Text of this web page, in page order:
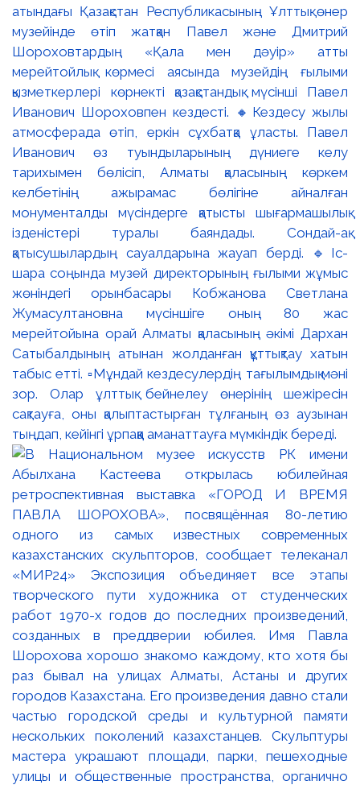
атындағы Қазақстан Республикасының Ұлттық өнер
музейінде өтіп жатқан Павел және Дмитрий
Шороховтардың «Қала мен дәуір» атты
мерейтойлық көрмесі аясында музейдің ғылыми
қызметкерлері көрнекті қазақстандық мүсінші Павел
Иванович Шороховпен кездесті. 🔸Кездесу жылы
атмосферада өтіп, еркін сұхбатқа ұласты. Павел
Иванович өз туындыларының дүниеге келу
тарихымен бөлісіп, Алматы қаласының көркем
келбетінің ажырамас бөлігіне айналған
монументалды мүсіндерге қатысты шығармашылық
ізденістері туралы баяндады. Сондай-ақ
қатысушылардың сауалдарына жауап берді. 🔹Іс-
шара соңында музей директорының ғылыми жұмыс
жөніндегі орынбасары Кобжанова Светлана
Жумасултановна мүсіншіге оның 80 жас
мерейтойына орай Алматы қаласының әкімі Дархан
Сатыбалдының атынан жолданған құттықтау хатын
табыс етті. ▫️Мұндай кездесулердің тағылымдық мәні
зор. Олар ұлттық бейнелеу өнерінің шежіресін
сақтауға, оны қалыптастырған тұлғаның өз аузынан
тыңдап, кейінгі ұрпаққа аманаттауға мүмкіндік береді.